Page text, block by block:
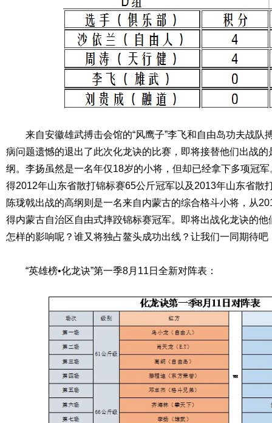
来自安徽雄武搏击会馆的“风鹰子”李飞和自由岛功夫战队
病问题遗憾的退出了此次化龙诀的比赛，即将接替他们出战
纲。李扬虽然是一名年仅18岁的小将，但却已经拿下多项冠军
得2012年山东省散打锦标赛65公斤冠军以及2013年山东省散
陈珑戟出战的高纲则是一名来自内蒙古的综合格斗小将，从
得内蒙古自治区自由式摔跤锦标赛冠军。即将出战化龙诀的
怎样的影响呢？谁又将独占鳌头成功出线？让我们一同期待吧
“英雄榜•化龙诀”第一季8月11日全新对阵表：